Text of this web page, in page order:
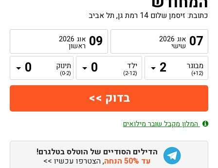
כתובת: זיסמן שלום 14 רמת גן, תל אביב
07 אוג 2026
שישי 09 אוג 2026
ראשון
מבוגר
(12+)
ילד
(2-12)
תינוק
(0-2)
המלון מקבל שובר מילואים
הדילים הסודיים של הוטלס בטלגרם!
עד 50% הנחה , הצטרפו עכשיו >>